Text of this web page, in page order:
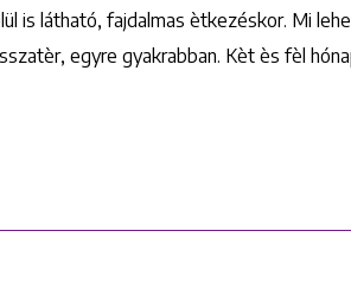
is látható, fajdalmas ètkezéskor. Mi
egyre gyakrabban. Kèt ès fèl